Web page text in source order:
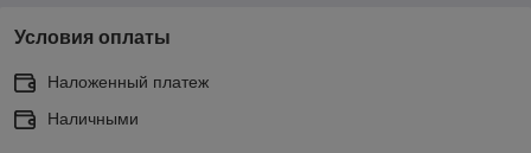
Условия оплаты
Наложенный платеж
Наличными